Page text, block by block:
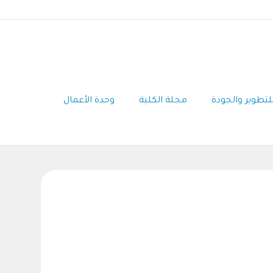
والجودة مجلة الكلية وحدة الأعمال